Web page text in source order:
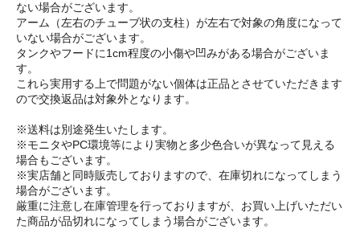
ない場合がございます。
アーム（左右のチューブ状の支柱）が左右で対象の角度になって
いない場合がございます。
タンクやフードに1cm程度の小傷や凹みがある場合がございま
す。
これら実用する上で問題がない個体は正品とさせていただきます
ので交換返品は対象外となります。
※送料は別途発生いたします。
※モニタやPC環境等により実物と多少色合いが異なって見える
場合もございます。
※実店舗と同時販売しておりますので、在庫切れになってしまう
場合がございます。
厳重に注意し在庫管理を行っておりますが、お買い上げいただい
た商品が品切れになってしまう場合がございます。